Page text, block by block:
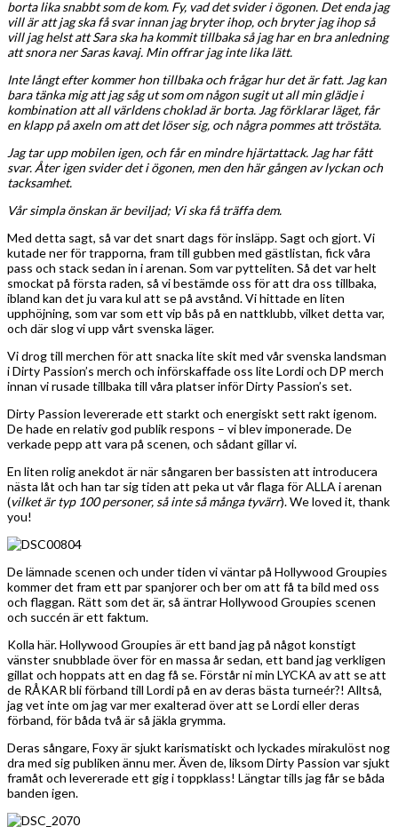
borta lika snabbt som de kom. Fy, vad det svider i ögonen. Det enda jag
vill är att jag ska få svar innan jag bryter ihop, och bryter jag ihop så
vill jag helst att Sara ska ha kommit tillbaka så jag har en bra anledning
att snora ner Saras kavaj. Min offrar jag inte lika lätt.
Inte långt efter kommer hon tillbaka och frågar hur det är fatt. Jag kan
bara tänka mig att jag såg ut som om någon sugit ut all min glädje i
kombination att all världens choklad är borta. Jag förklarar läget, får
en klapp på axeln om att det löser sig, och några pommes att tröstäta.
Jag tar upp mobilen igen, och får en mindre hjärtattack. Jag har fått
svar. Åter igen svider det i ögonen, men den här gången av lyckan och
tacksamhet.
Vår simpla önskan är beviljad; Vi ska få träffa dem.
Med detta sagt, så var det snart dags för insläpp. Sagt och gjort. Vi
kutade ner för trapporna, fram till gubben med gästlistan, fick våra
pass och stack sedan in i arenan. Som var pytteliten. Så det var helt
smockat på första raden, så vi bestämde oss för att dra oss tillbaka,
ibland kan det ju vara kul att se på avstånd. Vi hittade en liten
upphöjning, som var som ett vip bås på en nattklubb, vilket detta var,
och där slog vi upp vårt svenska läger.
Vi drog till merchen för att snacka lite skit med vår svenska landsman
i Dirty Passion’s merch och införskaffade oss lite Lordi och DP merch
innan vi rusade tillbaka till våra platser inför Dirty Passion’s set.
Dirty Passion levererade ett starkt och energiskt sett rakt igenom.
De hade en relativ god publik respons – vi blev imponerade. De
verkade pepp att vara på scenen, och sådant gillar vi.
En liten rolig anekdot är när sångaren ber bassisten att introducera
nästa låt och han tar sig tiden att peka ut vår flaga för ALLA i arenan
(vilket är typ 100 personer, så inte så många tyvärr). We loved it, thank
you!
De lämnade scenen och under tiden vi väntar på Hollywood Groupies
kommer det fram ett par spanjorer och ber om att få ta bild med oss
och flaggan. Rätt som det är, så äntrar Hollywood Groupies scenen
och succén är ett faktum.
Kolla här. Hollywood Groupies är ett band jag på något konstigt
vänster snubblade över för en massa år sedan, ett band jag verkligen
gillat och hoppats att en dag få se. Förstår ni min LYCKA av att se att
de RÅKAR bli förband till Lordi på en av deras bästa turneér?! Alltså,
jag vet inte om jag var mer exalterad över att se Lordi eller deras
förband, för båda två är så jäkla grymma.
Deras sångare, Foxy är sjukt karismatiskt och lyckades mirakulöst nog
dra med sig publiken ännu mer. Även de, liksom Dirty Passion var sjukt
framåt och levererade ett gig i toppklass! Längtar tills jag får se båda
banden igen.